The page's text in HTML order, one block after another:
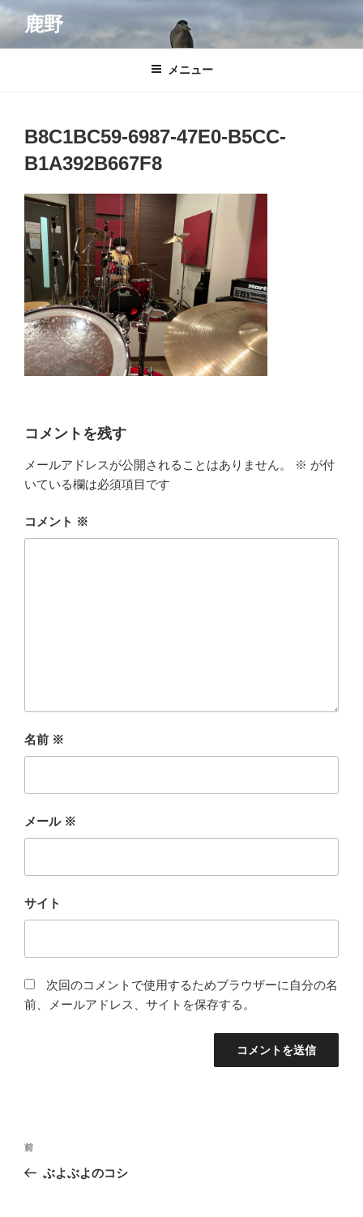
コ
ン
テ
鹿野
メニュー
B8C1BC59-6987-47E0-B5CC-
B1A392B667F8
コメントを残す
メールアドレスが公開されることはありません。 ※ が付
いている欄は必須項目です
コメント ※
名前 ※
メール ※
サイト
次回のコメントで使用するためブラウザーに自分の名
前、メールアドレス、サイトを保存する。
投
ナ
過
去
前
ぶよぶよのコシ